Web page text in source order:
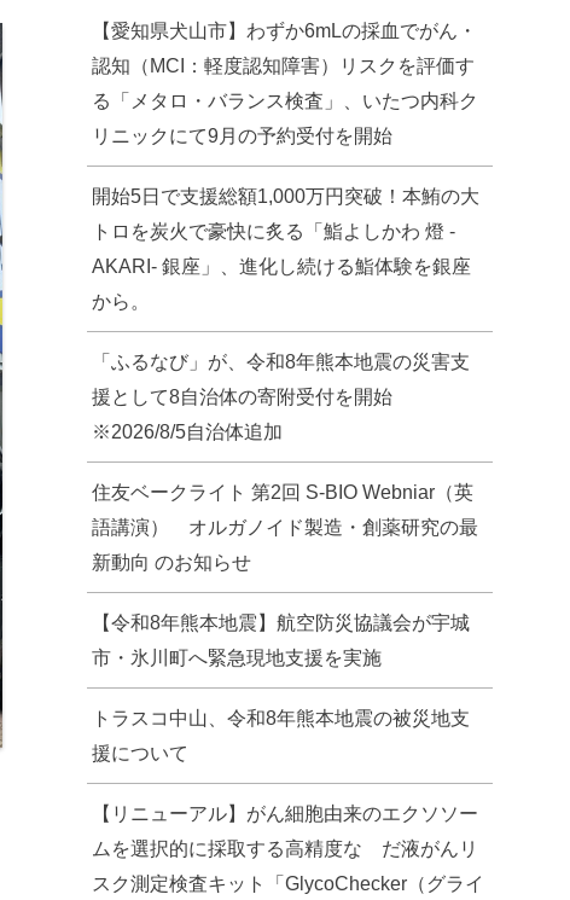
【愛知県犬山市】わずか6mLの採血でがん・
認知（MCI：軽度認知障害）リスクを評価す
る「メタロ・バランス検査」、いたつ内科ク
リニックにて9月の予約受付を開始
開始5日で支援総額1,000万円突破！本鮪の大
トロを炭火で豪快に炙る「鮨よしかわ 燈 -
AKARI- 銀座」、進化し続ける鮨体験を銀座
から。
「ふるなび」が、令和8年熊本地震の災害支
援として8自治体の寄附受付を開始
※2026/8/5自治体追加
住友ベークライト 第2回 S-BIO Webniar（英
語講演） オルガノイド製造・創薬研究の最
新動向 のお知らせ
【令和8年熊本地震】航空防災協議会が宇城
市・氷川町へ緊急現地支援を実施
トラスコ中山、令和8年熊本地震の被災地支
援について
【リニューアル】がん細胞由来のエクソソー
ムを選択的に採取する高精度な だ液がんリ
スク測定検査キット「GlycoChecker（グライ